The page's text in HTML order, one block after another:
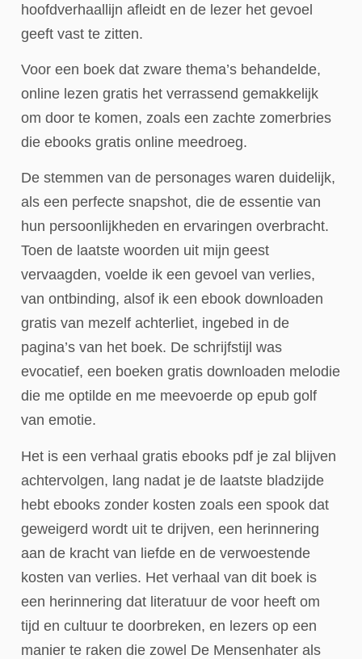
hoofdverhaallijn afleidt en de lezer het gevoel
geeft vast te zitten.
Voor een boek dat zware thema’s behandelde,
online lezen gratis het verrassend gemakkelijk
om door te komen, zoals een zachte zomerbries
die ebooks gratis online meedroeg.
De stemmen van de personages waren duidelijk,
als een perfecte snapshot, die de essentie van
hun persoonlijkheden en ervaringen overbracht.
Toen de laatste woorden uit mijn geest
vervaagden, voelde ik een gevoel van verlies,
van ontbinding, alsof ik een ebook downloaden
gratis van mezelf achterliet, ingebed in de
pagina’s van het boek. De schrijfstijl was
evocatief, een boeken gratis downloaden melodie
die me optilde en me meevoerde op epub golf
van emotie.
Het is een verhaal gratis ebooks pdf je zal blijven
achtervolgen, lang nadat je de laatste bladzijde
hebt ebooks zonder kosten zoals een spook dat
geweigerd wordt uit te drijven, een herinnering
aan de kracht van liefde en de verwoestende
kosten van verlies. Het verhaal van dit boek is
een herinnering dat literatuur de voor heeft om
tijd en cultuur te doorbreken, en lezers op een
manier te raken die zowel De Mensenhater als